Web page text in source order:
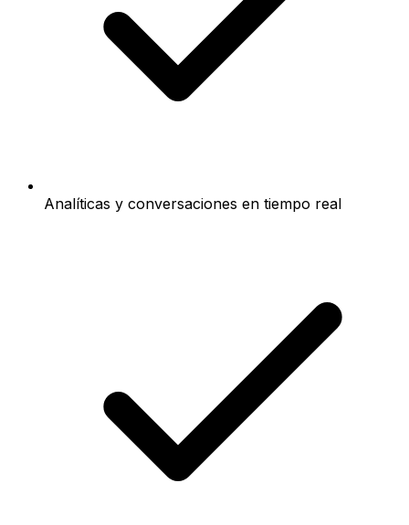
Analíticas y conversaciones en tiempo real